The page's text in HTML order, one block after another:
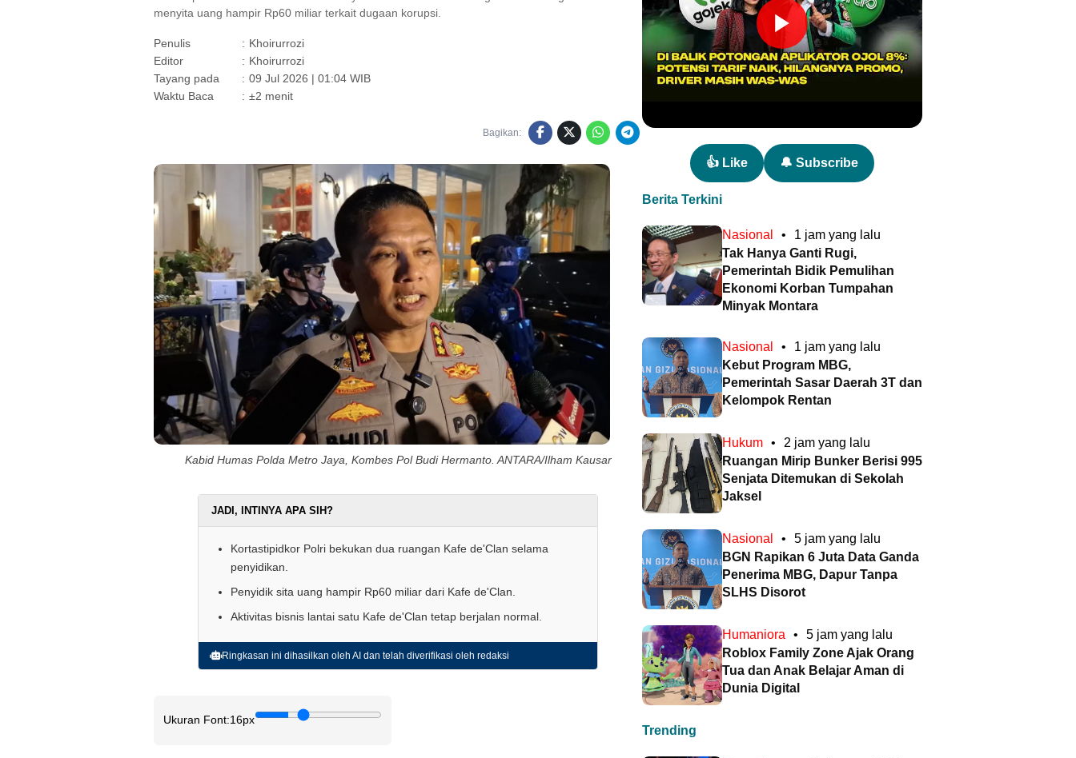
menyita uang hampir Rp60 miliar terkait dugaan korupsi.
Penulis : Khoirurrozi
Editor
: Khoirurrozi
Tayang pada
: 09 Jul 2026 | 01:04 WIB
Waktu Baca
: ±2 menit
Bagikan:
Kabid Humas Polda Metro Jaya, Kombes Pol Budi Hermanto. ANTARA/Ilham Kausar
JADI, INTINYA APA SIH?
Kortastipidkor Polri bekukan dua ruangan Kafe de'Clan selama
penyidikan.
Penyidik sita uang hampir Rp60 miliar dari Kafe de'Clan.
Aktivitas bisnis lantai satu Kafe de'Clan tetap berjalan normal.
Ringkasan ini dihasilkan oleh AI dan telah diverifikasi oleh redaksi
Ukuran Font:16px
👍 Like 🔔 Subscribe
Berita Terkini
Nasional •
1 jam yang lalu
Tak Hanya Ganti Rugi,
Pemerintah Bidik Pemulihan
Ekonomi Korban Tumpahan
Minyak Montara
Nasional •
1 jam yang lalu
Kebut Program MBG,
Pemerintah Sasar Daerah 3T dan
Kelompok Rentan
Hukum •
2 jam yang lalu
Ruangan Mirip Bunker Berisi 995
Senjata Ditemukan di Sekolah
Jaksel
Nasional •
5 jam yang lalu
BGN Rapikan 6 Juta Data Ganda
Penerima MBG, Dapur Tanpa
SLHS Disorot
Humaniora •
5 jam yang lalu
Roblox Family Zone Ajak Orang
Tua dan Anak Belajar Aman di
Dunia Digital
Trending